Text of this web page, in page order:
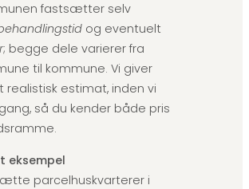
fastsætter selv
og eventuelt
; begge dele varierer fra
til kommune. Vi giver
realistisk estimat, inden vi
så du kender både pris
eksempel
parcelhuskvarterer i